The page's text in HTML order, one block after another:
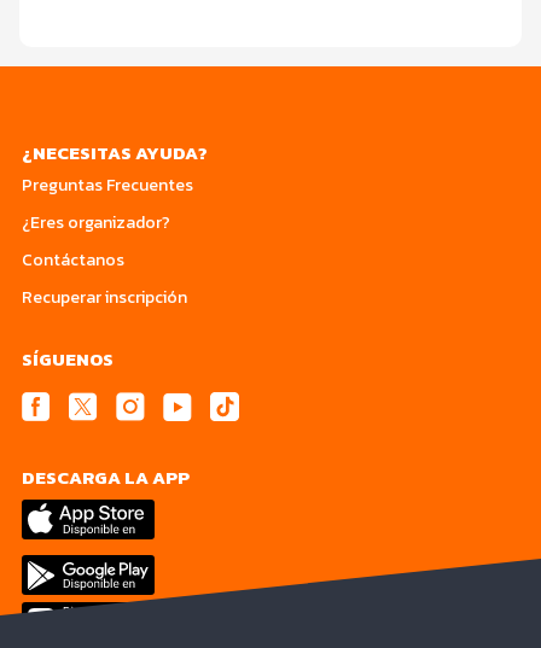
¿NECESITAS AYUDA?
Preguntas Frecuentes
¿Eres organizador?
Contáctanos
Recuperar inscripción
SÍGUENOS
DESCARGA LA APP